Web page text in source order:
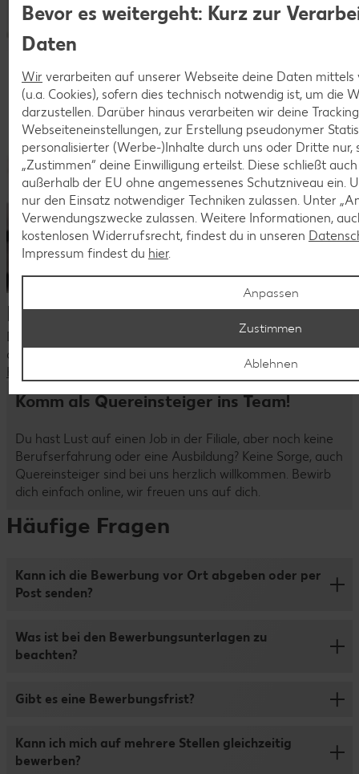
Dein Kontakt zu uns
Du hast Fragen zu unseren aktuellen Stellenangeboten oder
deiner Bewerbung?
Kontaktiere uns
Komm als Quereinsteiger ins Team!
Du hast Lust auf einen Job in der Filiale, aber noch keine
Berufserfahrung oder eine Ausbildung? Keine Sorge, auch
Quereinsteiger sind bei uns herzlich willkommen. Bewirb
dich einfach online, wir freuen uns auf dich.
Häufige Fragen
Kann ich die Bewerbung vor Ort abgeben oder per
Post senden?
übersichtlich wie möglich ist, bewirb dich bitte nur online
über unser Bewerbungsportal. Die Online-Bewerbung ist
Formular aus und lade Lebenslauf, Zeugnisse,
Bewerberportal anmeldest, kannst du auch später noch
Daten ergänzen oder Unterlagen nachreichen.
Was ist bei den Bewerbungsunterlagen zu
beachten?
Lebenslauf, Zeugnisse oder sonstige Nachweise
Bild und Text hoch und achte darauf, dass die maximale
Dateigroße 5 MB pro Datei nicht überschreitet. MSG, PPT
Gibt es eine Bewerbungsfrist?
besetzen wollen. Das bedeutet: Solange ein Job
angezeigt wird, kannst du dich darauf bewerben.
Kann ich mich auf mehrere Stellen gleichzeitig
bewerben?
Bevor es weitergeht: Kurz zur
Daten
Wir verarbeiten auf unserer Webseite deine Daten mittels
(u.a. Cookies), sofern dies technisch notwendig ist, um die
darzustellen. Darüber hinaus verarbeiten wir deine
Webseiteneinstellungen, zur Erstellung pseudonymer
personalisierter (Werbe-)Inhalte durch uns oder Dritte nur,
„Zustimmen“ deine Einwilligung erteilst. Diese schließt
außerhalb der EU ohne angemessenes Schutzniveau ein.
nur den Einsatz notwendiger Techniken zulassen. Unter
Verwendungszwecke zulassen. Weitere Informationen,
kostenlosen Widerrufsrecht, findest du in unseren
Impressum findest du hier.
Anpassen
Ablehnen
Zustimmen